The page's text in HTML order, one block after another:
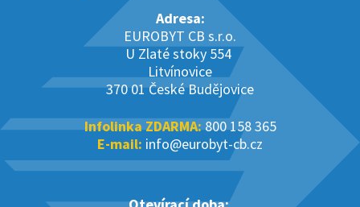
Adresa:
EUROBYT CB s.r.o.
U Zlaté stoky 554
Litvínovice
370 01 České Budějovice
Infolinka ZDARMA:800 158 365
E-mail: info@eurobyt-cb.cz